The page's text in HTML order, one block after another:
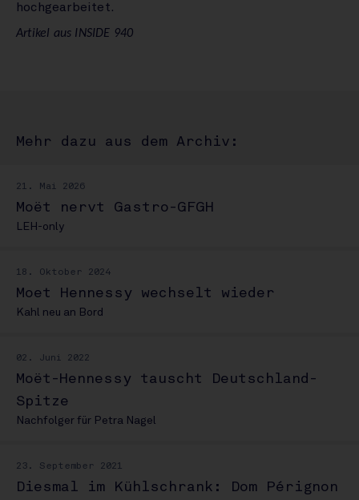
hochgearbeitet.
Artikel aus INSIDE 940
Mehr dazu aus dem Archiv:
21. Mai 2026
Moët nervt Gastro-GFGH
LEH-only
18. Oktober 2024
Moet Hennessy wechselt wieder
Kahl neu an Bord
02. Juni 2022
Moët-Hennessy tauscht Deutschland-
Spitze
Nachfolger für Petra Nagel
23. September 2021
Diesmal im Kühlschrank: Dom Pérignon